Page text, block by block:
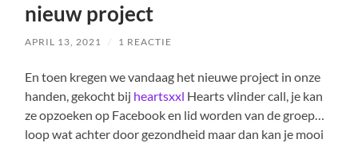
nieuw project
APRIL 13, 2021 / 1 REACTIE
En toen kregen we vandaag het nieuwe project in onze
handen, gekocht bij heartsxxl Hearts vlinder call, je kan
ze opzoeken op Facebook en lid worden van de groep…
loop wat achter door gezondheid maar dan kan je mooi